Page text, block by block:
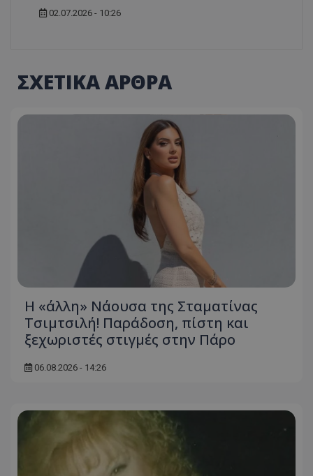
02.07.2026 - 10:26
ΣΧΕΤΙΚΑ ΑΡΘΡΑ
Η «άλλη» Νάουσα της Σταματίνας
Τσιμτσιλή! Παράδοση, πίστη και
ξεχωριστές στιγμές στην Πάρο
06.08.2026 - 14:26